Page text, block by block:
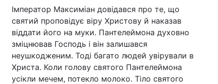
Імператор Максиміан довідався про те, що
святий проповідує віру Христову й наказав
віддати його на муки. Пантелеймона духовно
зміцнював Господь і він залишався
неушкодженим. Тоді багато людей увірували в
Христа. Коли голову святого Пантелеймона
усікли мечем, потекло молоко. Тіло святого